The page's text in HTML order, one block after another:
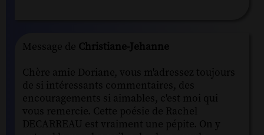
Message de Christiane-Jehanne
Chère amie Doriane, vous m'adressez toujours
de si intéressants commentaires, des
encouragements si aimables, c'est moi qui
vous remercie. Cette poésie de Rachel
DECARREAU est vraiment une pépite. On y